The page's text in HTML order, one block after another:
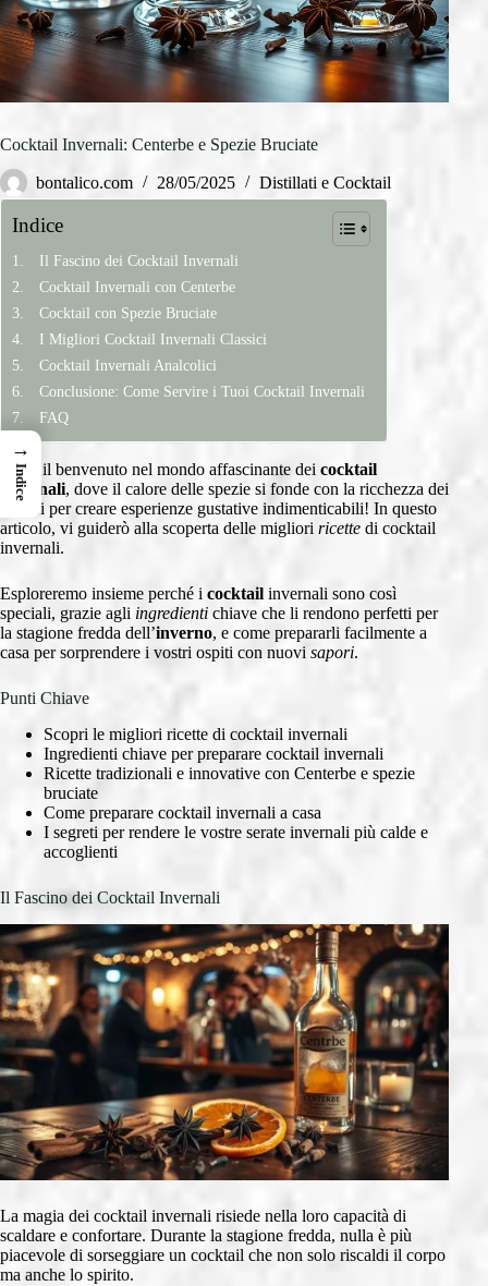
Cocktail Invernali: Centerbe e Spezie Bruciate
bontalico.com 28/05/2025 Distillati e Cocktail
Indice
Il Fascino dei Cocktail Invernali
Cocktail Invernali con Centerbe
Cocktail con Spezie Bruciate
I Migliori Cocktail Invernali Classici
Cocktail Invernali Analcolici
Conclusione: Come Servire i Tuoi Cocktail Invernali
FAQ
Vi do il benvenuto nel mondo affascinante dei cocktail
invernali, dove il calore delle spezie si fonde con la ricchezza dei
liquori per creare esperienze gustative indimenticabili! In questo
articolo, vi guiderò alla scoperta delle migliori ricette di cocktail
invernali.
Esploreremo insieme perché i cocktail invernali sono così
speciali, grazie agli ingredienti chiave che li rendono perfetti per
la stagione fredda dell’inverno, e come prepararli facilmente a
casa per sorprendere i vostri ospiti con nuovi sapori.
Punti Chiave
Scopri le migliori ricette di cocktail invernali
Ingredienti chiave per preparare cocktail invernali
Ricette tradizionali e innovative con Centerbe e spezie
bruciate
Come preparare cocktail invernali a casa
I segreti per rendere le vostre serate invernali più calde e
accoglienti
Il Fascino dei Cocktail Invernali
La magia dei cocktail invernali risiede nella loro capacità di
scaldare e confortare. Durante la stagione fredda, nulla è più
piacevole di sorseggiare un cocktail che non solo riscaldi il corpo
ma anche lo spirito.
→
Indice